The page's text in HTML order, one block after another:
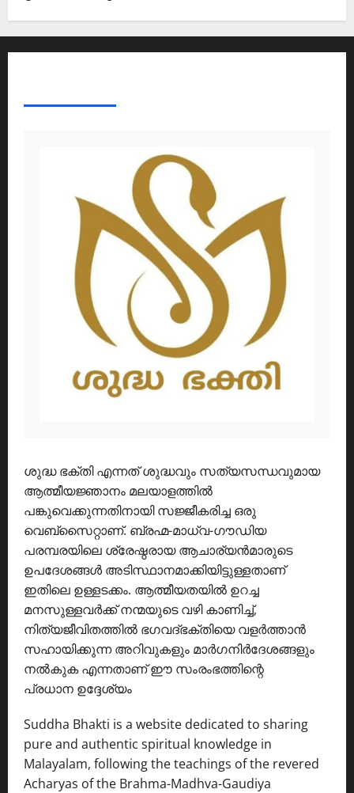
ശുദ്ധ ഭക്തി എന്നത് ശുദ്ധവും സത്യസന്ധവുമായ
ആത്മീയജ്ഞാനം മലയാളത്തിൽ
പങ്കുവെക്കുന്നതിനായി സജ്ജീകരിച്ച ഒരു
വെബ്സൈറ്റാണ്. ബ്രഹ്മ-മാധ്വ-ഗൗഡിയ
പരമ്പരയിലെ ശ്രേഷ്ഠരായ ആചാര്യൻമാരുടെ
ഉപദേശങ്ങൾ അടിസ്ഥാനമാക്കിയിട്ടുള്ളതാണ്
ഇതിലെ ഉള്ളടക്കം. ആത്മീയതയിൽ ഉറച്ച
മനസുള്ളവർക്ക് നന്മയുടെ വഴി കാണിച്ച്,
നിത്യജീവിതത്തിൽ ഭഗവദ്ഭക്തിയെ വളർത്താൻ
സഹായിക്കുന്ന അറിവുകളും മാർഗനിർദേശങ്ങളും
നൽകുക എന്നതാണ് ഈ സംരംഭത്തിന്റെ
പ്രധാന ഉദ്ദേശ്യം
Suddha Bhakti is a website dedicated to sharing
pure and authentic spiritual knowledge in
Malayalam, following the teachings of the revered
Acharyas of the Brahma-Madhva-Gaudiya